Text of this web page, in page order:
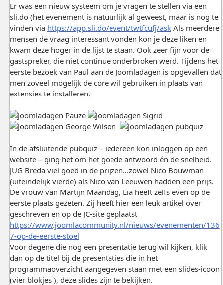
Er was een nieuw systeem om je vragen te stellen via een
sli.do (het evenement is natuurlijk al geweest, maar is nog te
vinden via https://app.sli.do/event/twtfcufj/askAls meerdere
mensen de vraag interessant vonden kon je deze liken en
kwam deze hoger in de lijst te staan. Ook zeer fijn voor de
gastspreker, die niet continue onderbroken werd. Tijdens het
eerste bezoek van Paul aan de Joomladagen is opgevallen dat
men zoveel mogelijk de core wil gebruiken in plaats van
extensies te installeren.
In de afsluitende pubquiz – iedereen kon inloggen op een
website – ging het om het goede antwoord én de snelheid.
JUG Breda viel goed in de prijzen…zowel Nico Bouwman
(uiteindelijk vierde) als Nico van Leeuwen hadden een prijs.
De vrouw van Martijn Maandag, Lia heeft zelfs even op de
eerste plaats gezeten. Zij heeft hier een leuk artikel over
geschreven en op de JC-site geplaatst
https://www.joomlacommunity.nl/nieuws/evenementen/136
7-op-de-eerste-stoel
Voor degene die nog een presentatie terug wil kijken, klik
dan op de titel bij de presentaties die in het
programmaoverzicht aangegeven staan met een slides-icoon
(vier blokjes ), deze slides zijn te bekijken.